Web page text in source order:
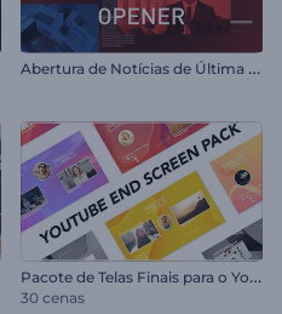
A
bertura de Notícias de Última Hora
P
acote de Telas Finais para o YouTube
30 cenas